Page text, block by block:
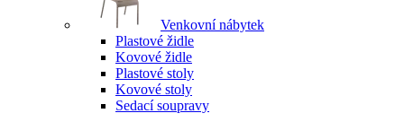
Venkovní nábytek
Plastové židle
Kovové židle
Plastové stoly
Kovové stoly
Sedací soupravy